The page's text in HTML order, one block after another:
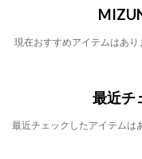
現在おすすめアイテムはあり
最近チ
最近チェックしたアイテムは